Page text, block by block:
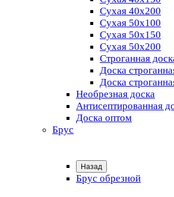
Сухая 40х200
Сухая 50х100
Сухая 50х150
Сухая 50х200
Строганная
Доска
Доска
Необрезная доска
Антисептированная
Доска оптом
Брус
Назад
Брус обрезной